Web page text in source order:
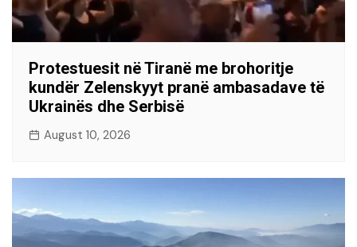
Protestuesit në Tiranë me brohoritje
kundër Zelenskyyt pranë ambasadave të
Ukrainës dhe Serbisë
August 10, 2026